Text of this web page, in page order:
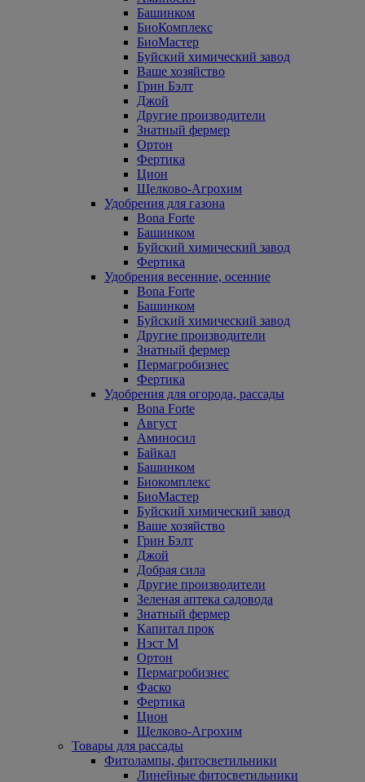
Башинком
БиоКомплекс
БиоМастер
Буйский химический завод
Ваше хозяйство
Грин Бэлт
Джой
Другие производители
Знатный фермер
Ортон
Фертика
Цион
Щелково-Агрохим
Удобрения для газона
Bona Forte
Башинком
Буйский химический завод
Фертика
Удобрения весенние, осенние
Bona Forte
Башинком
Буйский химический завод
Другие производители
Знатный фермер
Пермагробизнес
Фертика
Удобрения для огорода, рассады
Bona Forte
Август
Аминосил
Байкал
Башинком
Биокомплекс
БиоМастер
Буйский химический завод
Ваше хозяйство
Грин Бэлт
Джой
Добрая сила
Другие производители
Зеленая аптека садовода
Знатный фермер
Капитал прок
Нэст М
Ортон
Пермагробизнес
Фаско
Фертика
Цион
Щелково-Агрохим
Товары для рассады
Фитолампы, фитосветильники
Линейные фитосветильники